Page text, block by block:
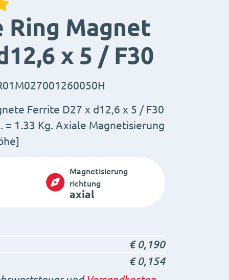
Ring Magnet
x 5 / F30
Ferrite D27 x d12,6 x 5 / F30
= 1.33 Kg. Axiale Magnetisierung
Magnetisierung
richtung
axial
€0,190
€0,154